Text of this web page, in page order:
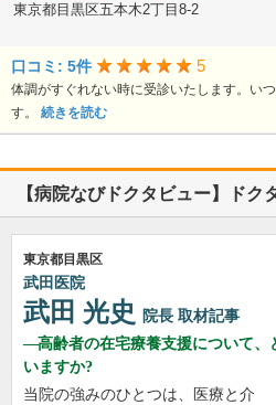
東京都目黒区五本木2丁目8-2
口コミ: 5件 5
体調がすぐれない時に受診いたします。い
す。 続きを読む
【病院なびドクタビュー】ドク
東京都目黒区
武田医院
武田 光史 院長 取材記事
高齢者の在宅療養支援について、
いますか?
当院の強みのひとつは、医療と介